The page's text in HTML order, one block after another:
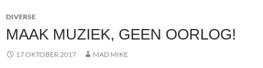
DIVERSE
MAAK MUZIEK, GEEN OORLOG!
17 OKTOBER 2017 MAD MIKE